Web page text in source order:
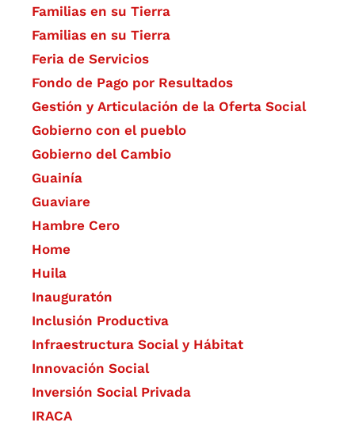
Familias en su Tierra
Familias en su Tierra
Feria de Servicios
Fondo de Pago por Resultados
Gestión y Articulación de la Oferta Social
Gobierno con el pueblo
Gobierno del Cambio
Guainía
Guaviare
Hambre Cero
Home
Huila
Inauguratón
Inclusión Productiva
Infraestructura Social y Hábitat
​Innovación Social
Inversión Social Privada
IRACA